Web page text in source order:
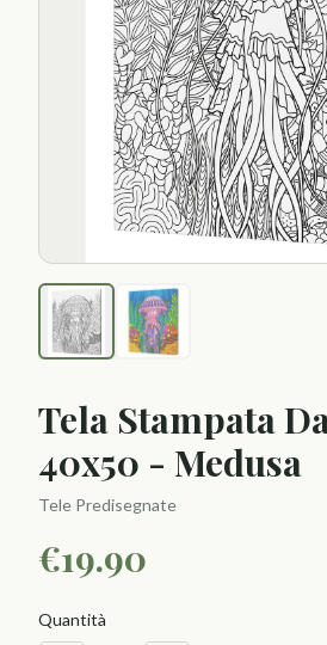
Tela Stampata
40x50 - Medusa
Tele Predisegnate
€19.90
Quantità